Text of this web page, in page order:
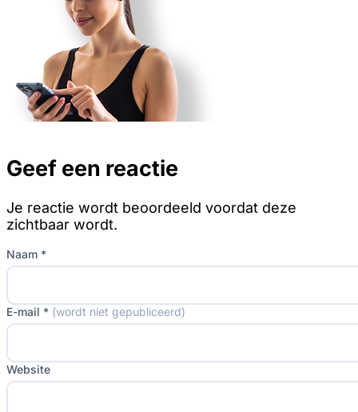
Geef een reactie
Je reactie wordt beoordeeld voordat deze
zichtbaar wordt.
Naam *
E-mail * (wordt niet gepubliceerd)
Website